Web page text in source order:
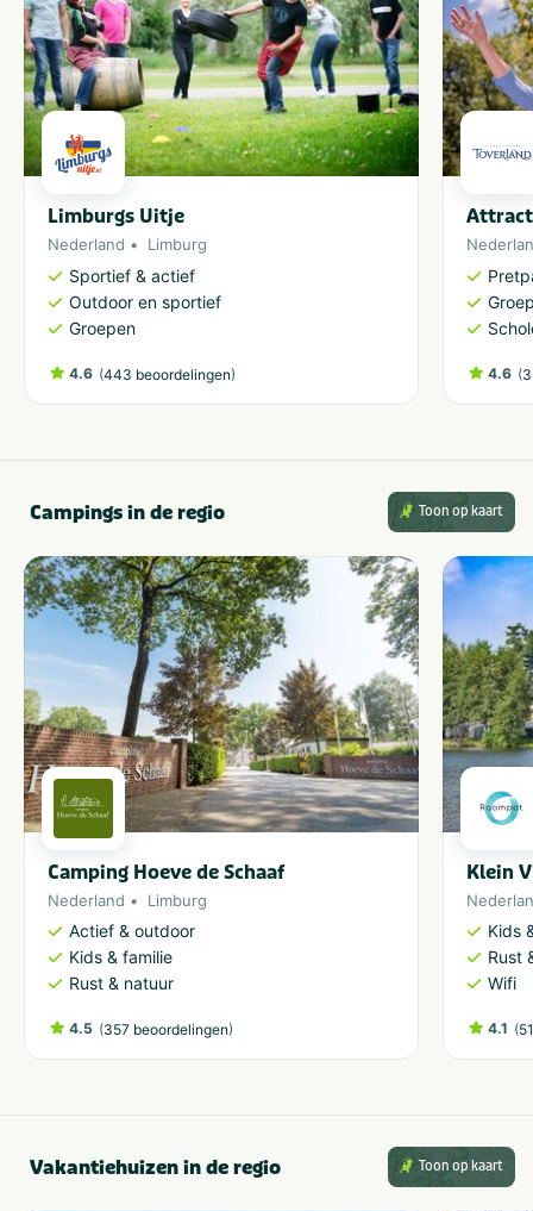
Limburgs Uitje
Nederland Limburg
Sportief & actief
Outdoor en sportief
Groepen
4.6 (443 beoordelingen) 4.6 (
Campings in de regio Toon op kaart
Camping Hoeve de Schaaf
Nederland Limburg
Actief & outdoor
Kids & familie
Rust & natuur
4.5 (357 beoordelingen)
Klein
Kids
Rust
Wifi
4.1 (
Vakantiehuizen in de regio Toon op kaart